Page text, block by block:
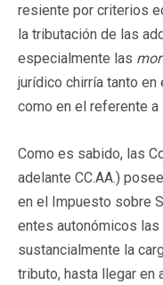
resiente por criterios
la tributación de las
especialmente las
jurídico chirría tanto
como en el referente a
Como es sabido, las
adelante CC.AA.)
en el Impuesto sobre
entes autonómicos las
sustancialmente la
tributo, hasta llegar en